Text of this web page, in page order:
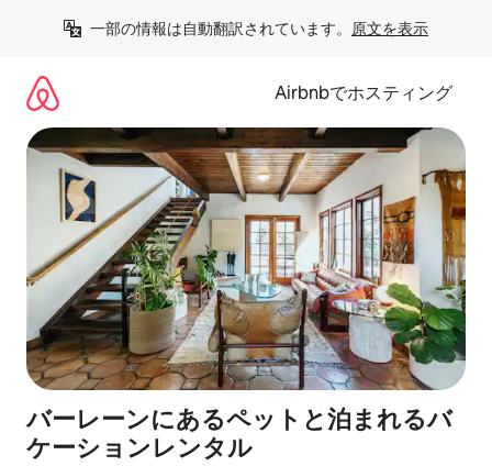
一部の情報は自動翻訳されています。 原文を表示
Airbnbでホスティング
バーレーンにあるペットと泊まれるバ
ケーションレンタル